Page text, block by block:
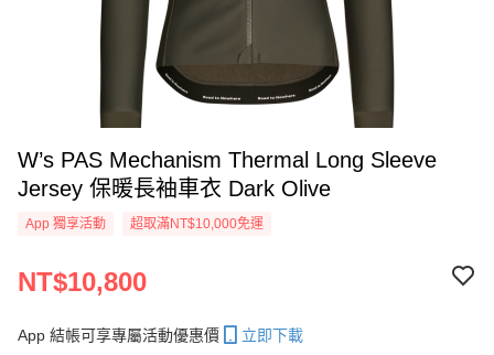
W’s PAS Mechanism Thermal Long Sleeve
Jersey 保暖長袖車衣 Dark Olive
App 獨享活動 超取滿NT$10,000免運
NT$10,800
App 結帳可享專屬活動優惠價 立即下載